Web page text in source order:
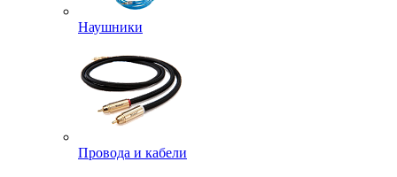
Наушники
Провода и кабели